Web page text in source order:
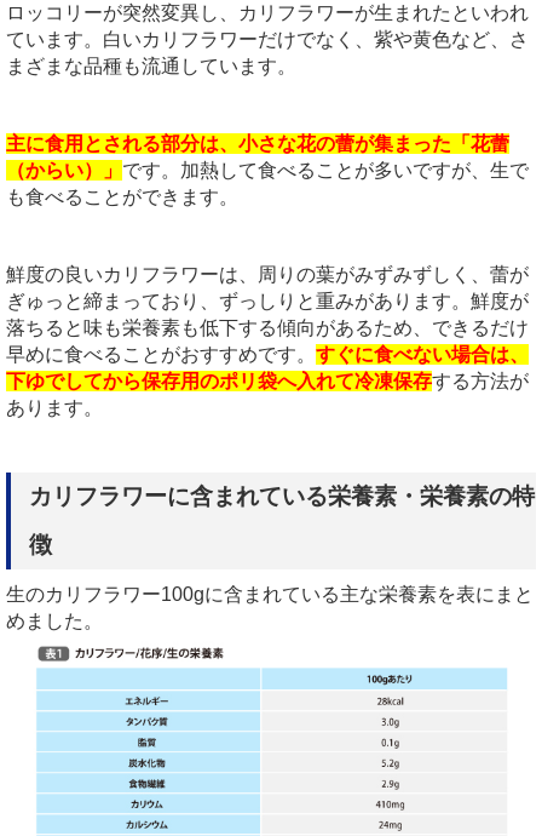
ロッコリーが突然変異し、カリフラワーが生まれたといわれ
ています。白いカリフラワーだけでなく、紫や黄色など、さ
まざまな品種も流通しています。
主に食用とされる部分は、小さな花の蕾が集まった「花蕾
（からい）」 です。加熱して食べることが多いですが、生で
も食べることができます。
鮮度の良いカリフラワーは、周りの葉がみずみずしく、蕾が
ぎゅっと締まっており、ずっしりと重みがあります。鮮度が
落ちると味も栄養素も低下する傾向があるため、できるだけ
早めに食べることがおすすめです。 すぐに食べない場合は、
下ゆでしてから保存用のポリ袋へ入れて冷凍保存する方法が
あります。
カリフラワーに含まれている栄養素・栄養素の特
徴
生のカリフラワー100gに含まれている主な栄養素を表にまと
めました。